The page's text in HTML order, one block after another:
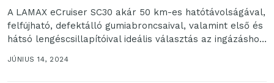
A LAMAX eCruiser SC30 akár 50 km-es hatótávolságával,
felfújható, defektálló gumiabroncsaival, valamint első és
hátsó lengéscsillapítóival ideális választás az ingázáshoz.
A LAMAX új...
JÚNIUS 14, 2024